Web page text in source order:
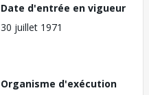
Date d'entrée en vigueur
30 juillet 1971
Organisme d'exécution